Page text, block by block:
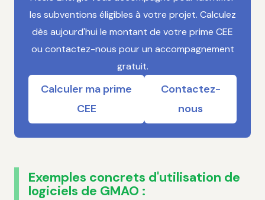
les subventions éligibles à votre projet. Calculez
dès aujourd'hui le montant de votre prime CEE
ou contactez-nous pour un accompagnement
gratuit.
Calculer ma prime
CEE
Contactez-
nous
Exemples concrets d'utilisation de
logiciels de GMAO :